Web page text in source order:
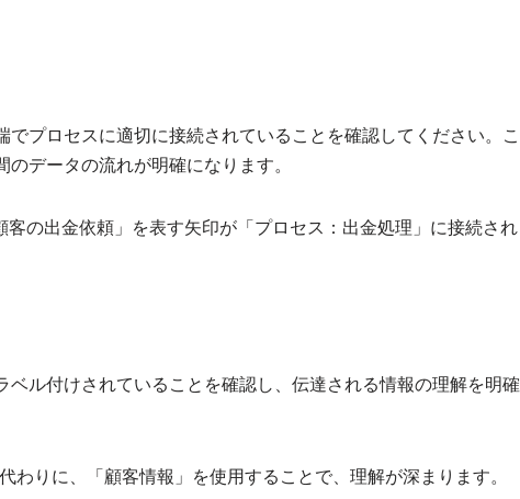
プロセスに適切に接続されていることを確認してください。こ
データの流れが明確になります。
の出金依頼」を表す矢印が「プロセス：出金処理」に接続され
ベル付けされていることを確認し、伝達される情報の理解を明確
わりに、「顧客情報」を使用することで、理解が深まります。